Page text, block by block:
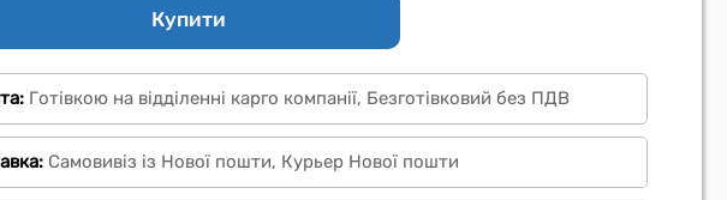
Купити
Готівкою на відділенні карго компанії, Безготівковий без ПДВ
Самовивіз із Нової пошти, Курьер Нової пошти